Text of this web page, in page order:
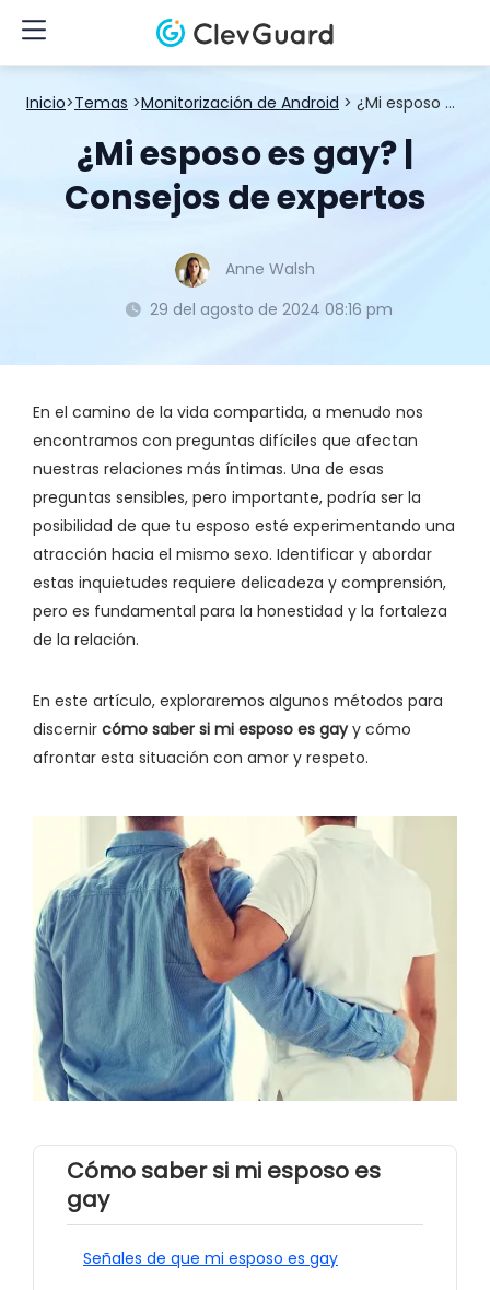
Inicio>Temas >Monitorización de Android > ¿Mi esposo es gay? | Consejos de expertos
¿Mi esposo es gay? |
Consejos de expertos
Anne Walsh
29 del agosto de 2024 08:16 pm
En el camino de la vida compartida, a menudo nos
encontramos con preguntas difíciles que afectan
nuestras relaciones más íntimas. Una de esas
preguntas sensibles, pero importante, podría ser la
posibilidad de que tu esposo esté experimentando una
atracción hacia el mismo sexo. Identificar y abordar
estas inquietudes requiere delicadeza y comprensión,
pero es fundamental para la honestidad y la fortaleza
de la relación.
En este artículo, exploraremos algunos métodos para
discernir cómo saber si mi esposo es gayy cómo
afrontar esta situación con amor y respeto.
Cómo saber si mi esposo es
gay
Señales de que mi esposo es gay